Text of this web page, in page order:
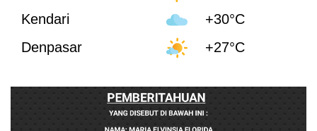
Kendari
+30°C
Denpasar
+27°C